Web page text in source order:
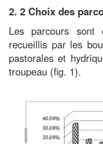
2. 2 Choix des
Les parcours sont
recueillis par les
pastorales et
troupeau (fig. 1).
Image